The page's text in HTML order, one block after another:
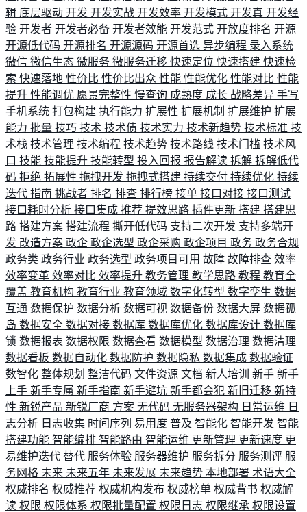
辑 底层驱动 开发 开发实战 开发效率 开发模式 开发真 开发经
验 开发者 开发者必备 开发者效能 开发范式 开放度排名 开源
开源低代码 开源排名 开源源码 开源首选 异步编程 录入系统
微信 微信生态 微服务 微服务迁移 快速定位 快速搭建 快速检
索 快速落地 性价比 性价比出众 性能 性能优化 性能对比 性能
提升 性能调优 愿景完整性 慢查询 成熟度 成长 战略差异 手写
手机系统 打包构建 执行能力 扩展性 扩展机制 扩展维护 扩展
能力 批量 技巧 技术 技术债 技术实力 技术新趋势 技术标准 技
术栈 技术管理 技术编程 技术趋势 技术路线 技术门槛 技术风
口 技能 技能提升 技能转型 投入回报 报告解读 拆解 拆解低代
码 拒绝 拓展性 拖拽开发 拖拽式搭建 持续交付 持续优化 持续
迭代 指南 挑战者 排名 排查 排行榜 接单 接口对接 接口测试
接口耗时分析 接口集成 推荐 提效思路 插件更新 搭建 搭建思
路 搭建方案 搭建流程 撕开低代码 支持二次开发 支持多端开
发 改造方案 政企 政企选型 政企采购 政企项目 政务 政务合规
政务类 政务行业 政务选型 政务项目可用 故障 故障排查 效率
效率变革 效率对比 效率提升 教务管理 教学思路 教程 教育全
覆盖 教育机构 教育行业 教育领域 数字化转型 数字孪生 数据
互通 数据保护 数据分析 数据可视 数据备份 数据大屏 数据孤
岛 数据安全 数据对接 数据库 数据库优化 数据库设计 数据库
锁 数据报表 数据权限 数据查看 数据模型 数据治理 数据清理
数据看板 数据自动化 数据防护 数据隐私 数据集成 数据验证
数智化 整体规划 整洁代码 文件资源 文档 新人培训 新手 新手
上手 新手专属 新手指南 新手避坑 新手都会犯 新旧迁移 新特
性 新锐产品 新锐厂商 方案 无代码 无服务器架构 日常运维 日
志分析 日志收集 时间序列 易用度 普及 智能化 智能开发 智能
搭建功能 智能编排 智能路由 智能运维 更新管理 更新速度 更
易维护迭代 替代 服务体验 服务器维护 服务拆分 服务测评 服
务网格 未来 未来五年 未来发展 未来趋势 本地部署 术语大全
权威排名 权威推荐 权威机构发布 权威榜单 权威背书 权威解
读 权限 权限体系 权限批量配置 权限日志 权限继承 权限设置